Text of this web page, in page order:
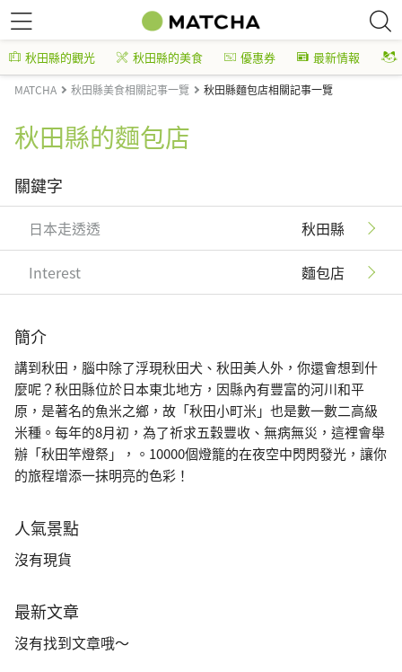
秋田縣的觀光 秋田縣的美食 優惠券 最新情報
MATCHA 秋田縣美食相關記事一覽 秋田縣麵包店相關記事一覽
秋田縣的麵包店
關鍵字
日本走透透 秋田縣
Interest 麵包店
簡介
講到秋田，腦中除了浮現秋田犬、秋田美人外，你還會想到什
麼呢？秋田縣位於日本東北地方，因縣內有豐富的河川和平
原，是著名的魚米之鄉，故「秋田小町米」也是數一數二高級
米種。每年的8月初，為了祈求五穀豐收、無病無災，這裡會舉
辦「秋田竿燈祭」，。10000個燈籠的在夜空中閃閃發光，讓你
的旅程增添一抹明亮的色彩！
人氣景點
沒有現貨
最新文章
沒有找到文章哦～